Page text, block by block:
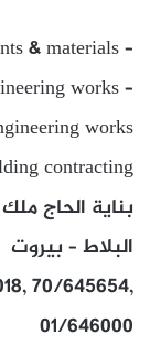
& materials –
works –
works
contracting
بناية الحاج
البلاط – بيروت
70/645654,
01/646000